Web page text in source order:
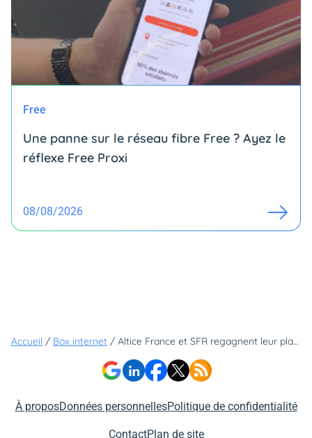
Free
Une panne sur le réseau fibre Free ? Ayez le
réflexe Free Proxi
08/08/2026
Accueil / Box internet / Altice France et SFR regagnent leur place au sein d'InfraNum
À proposDonnées personnellesPolitique de confidentialité
ContactPlan de site